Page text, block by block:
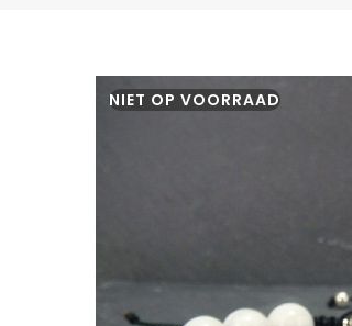
NIET OP VOORRAAD